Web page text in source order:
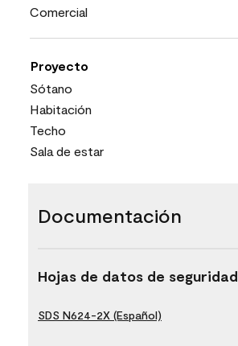
Comercial
Proyecto
Sótano
Habitación
Techo
Sala de estar
Documentación
Hojas de datos de seguridad
SDS N624-2X (Español)